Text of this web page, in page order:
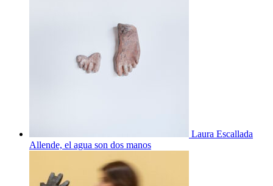
Laura Escallada
Allende, el agua son dos manos